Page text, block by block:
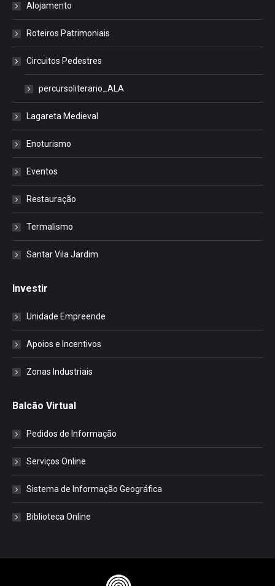
Alojamento
Roteiros Patrimoniais
Circuitos Pedestres
percursoliterario_ALA
Lagareta Medieval
Enoturismo
Eventos
Restauração
Termalismo
Santar Vila Jardim
Investir
Unidade Empreende
Apoios e Incentivos
Zonas Industriais
Balcão Virtual
Pedidos de Informação
Serviços Online
Sistema de Informação Geográfica
Biblioteca Online